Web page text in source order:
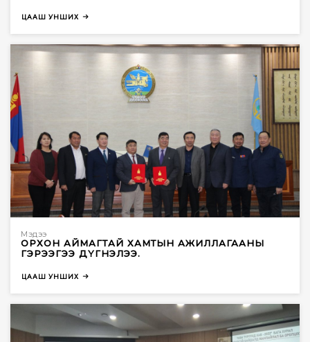
ЦААШ УНШИХ
Мэдээ
ОРХОН АЙМАГТАЙ ХАМТЫН АЖИЛЛАГААНЫ
ГЭРЭЭГЭЭ ДҮГНЭЛЭЭ.
ЦААШ УНШИХ